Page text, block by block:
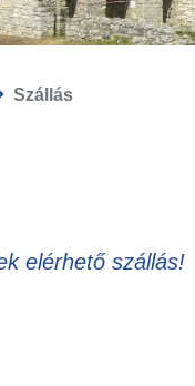
Szállás
elérhető szállás!